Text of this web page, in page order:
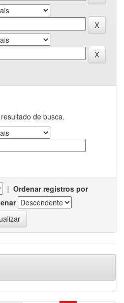
de busca.
| Ordenar registros por